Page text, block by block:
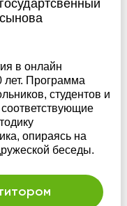
в онлайн
Программа
студентов и
опираясь на
беседы.